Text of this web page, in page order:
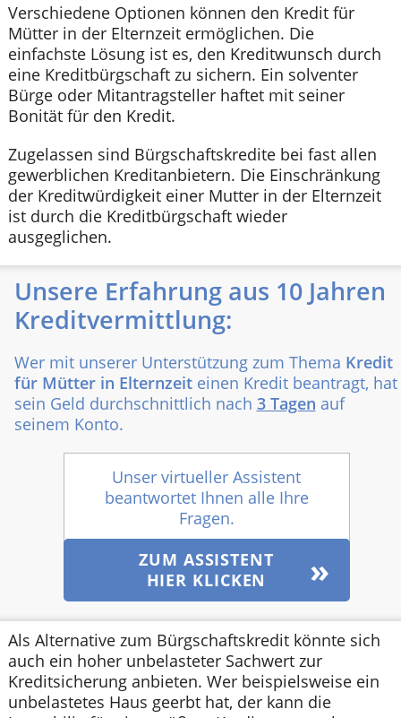
Verschiedene Optionen können den Kredit für
Mütter in der Elternzeit ermöglichen. Die
einfachste Lösung ist es, den Kreditwunsch durch
eine Kreditbürgschaft zu sichern. Ein solventer
Bürge oder Mitantragsteller haftet mit seiner
Bonität für den Kredit.
Zugelassen sind Bürgschaftskredite bei fast allen
gewerblichen Kreditanbietern. Die Einschränkung
der Kreditwürdigkeit einer Mutter in der Elternzeit
ist durch die Kreditbürgschaft wieder
ausgeglichen.
Unsere Erfahrung aus 10 Jahren
Kreditvermittlung:
Wer mit unserer Unterstützung zum Thema Kredit
für Mütter in Elternzeiteinen Kredit beantragt, hat
sein Geld durchschnittlich nach 3 Tagen auf
seinem Konto.
Unser virtueller Assistent
beantwortet Ihnen alle Ihre
Fragen.
ZUM ASSISTENT
HIER KLICKEN
Als Alternative zum Bürgschaftskredit könnte sich
auch ein hoher unbelasteter Sachwert zur
Kreditsicherung anbieten. Wer beispielsweise ein
unbelastetes Haus geerbt hat, der kann die